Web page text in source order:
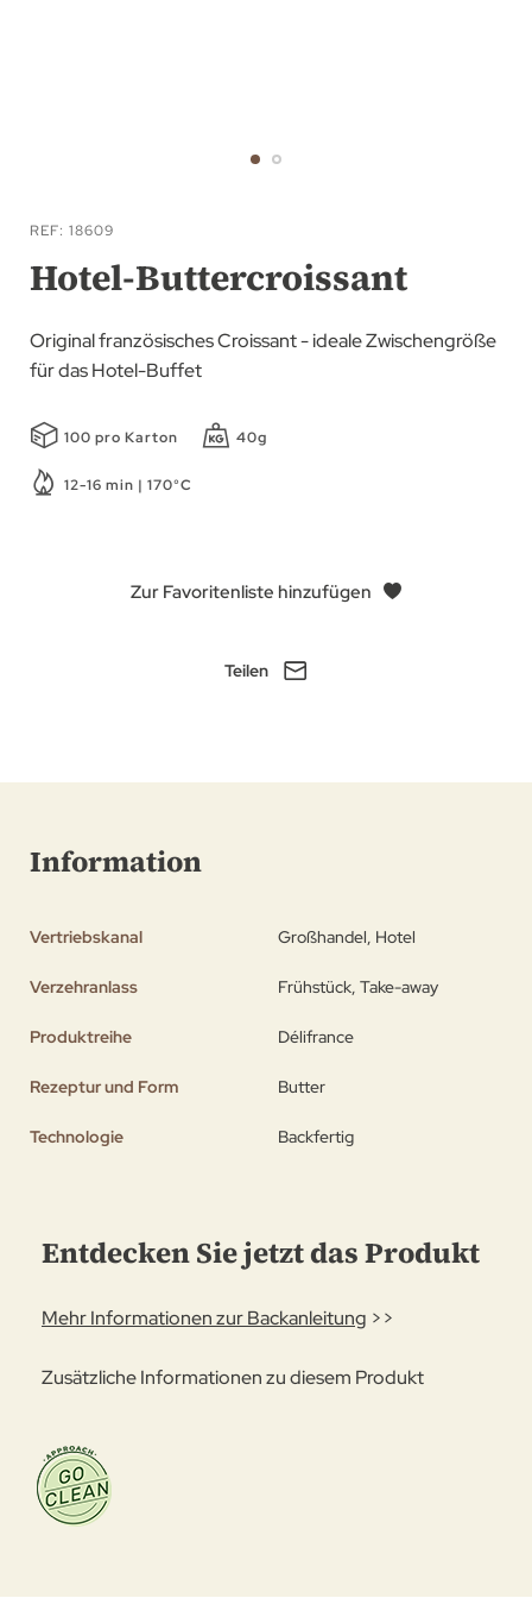
Anfang
der
Bildgalerie
REF 18609
Hotel-Buttercroissant
Original französisches Croissant - ideale Zwischengröße
für das Hotel-Buffet
100 pro Karton 40g
12-16 min | 170°C
Zur Favoritenliste hinzufügen
Teilen
Information
Vertriebskanal Großhandel, Hotel
Verzehranlass Frühstück, Take-away
Produktreihe Délifrance
Rezeptur und Form Butter
Technologie Backfertig
Entdecken Sie jetzt das Produkt
Mehr Informationen zur Backanleitung >>
Zusätzliche Informationen zu diesem Produkt